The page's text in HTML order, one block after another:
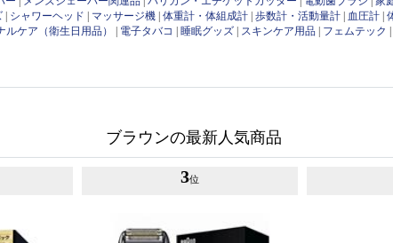
シャワーヘッド マッサージ機 |体重計・体組成計 |歩数計・活動量計 血圧計 |
ルケア（衛生日用品） 電子タバコ 睡眠グッズ スキンケア用品 フェムテック
ブラウンの最新人気商品
3位